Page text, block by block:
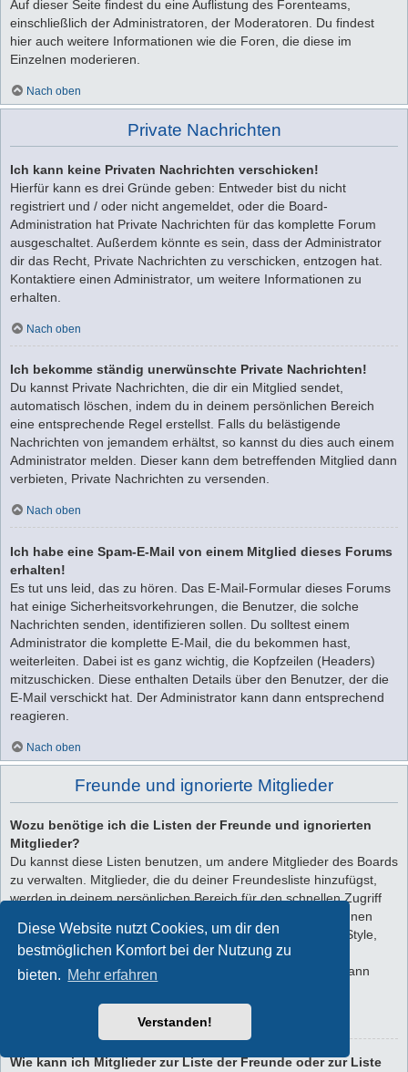
Diese Website nutzt Cookies, um dir den
bestmöglichen Komfort bei der Nutzung zu
bieten. Mehr erfahren
Verstanden!
Auf dieser Seite findest du eine Auflistung des Forenteams,
einschließlich der Administratoren, der Moderatoren. Du findest
hier auch weitere Informationen wie die Foren, die diese im
Einzelnen moderieren.
Nach oben
Private Nachrichten
Ich kann keine Privaten Nachrichten verschicken!
Hierfür kann es drei Gründe geben: Entweder bist du nicht
registriert und / oder nicht angemeldet, oder die Board-
Administration hat Private Nachrichten für das komplette Forum
ausgeschaltet. Außerdem könnte es sein, dass der Administrator
dir das Recht, Private Nachrichten zu verschicken, entzogen hat.
Kontaktiere einen Administrator, um weitere Informationen zu
erhalten.
Nach oben
Ich bekomme ständig unerwünschte Private Nachrichten!
Du kannst Private Nachrichten, die dir ein Mitglied sendet,
automatisch löschen, indem du in deinem persönlichen Bereich
eine entsprechende Regel erstellst. Falls du belästigende
Nachrichten von jemandem erhältst, so kannst du dies auch einem
Administrator melden. Dieser kann dem betreffenden Mitglied dann
verbieten, Private Nachrichten zu versenden.
Nach oben
Ich habe eine Spam-E-Mail von einem Mitglied dieses Forums
erhalten!
Es tut uns leid, das zu hören. Das E-Mail-Formular dieses Forums
hat einige Sicherheitsvorkehrungen, die Benutzer, die solche
Nachrichten senden, identifizieren sollen. Du solltest einem
Administrator die komplette E-Mail, die du bekommen hast,
weiterleiten. Dabei ist es ganz wichtig, die Kopfzeilen (Headers)
mitzuschicken. Diese enthalten Details über den Benutzer, der die
E-Mail verschickt hat. Der Administrator kann dann entsprechend
reagieren.
Nach oben
Freunde und ignorierte Mitglieder
Wozu benötige ich die Listen der Freunde und ignorierten
Mitglieder?
Du kannst diese Listen benutzen, um andere Mitglieder des Boards
zu verwalten. Mitglieder, die du deiner Freundesliste hinzufügst,
werden in deinem persönlichen Bereich für den schnellen Zugriff
aufgelistet. Du siehst dort deren Onlinestatus und kannst ihnen
schnell eine Private Nachricht senden. Abhängig von dem Style,
den du verwendest, können Beiträge deiner Freunde auch
hervorgehoben sein. Wenn du einen Benutzer ignorierst, dann
Wie kann ich Mitglieder zur Liste der Freunde oder zur Liste